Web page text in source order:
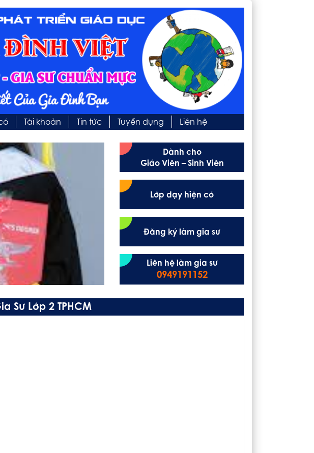
Tài khoản Tin tức Tuyển dụng Liên hệ
Dành cho
Giáo Viên – Sinh Viên
Lớp dạy hiện có
Đăng ký làm gia sư
Liên hệ làm gia sư
0949191152
Sư Lớp 2 TPHCM